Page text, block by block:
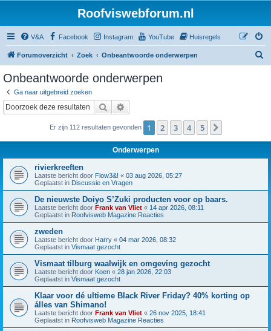
Roofviswebforum.nl
V&A Facebook Instagram YouTube Huisregels
Forumoverzicht Zoek Onbeantwoorde onderwerpen
Onbeantwoorde onderwerpen
Ga naar uitgebreid zoeken
Zoek
Er zijn 112 resultaten gevonden 1 2 3 4 5
Onderwerpen
rivierkreeften
Laatste bericht door Flow3&! « 03 aug 2026, 05:27
Geplaatst in Discussie en Vragen
De nieuwste Doiyo S’Zuki producten voor op baars.
Laatste bericht door Frank van Vliet « 14 apr 2026, 08:11
Geplaatst in Roofvisweb Magazine Reacties
zweden
Laatste bericht door Harry « 04 mar 2026, 08:32
Geplaatst in Vismaat gezocht
Vismaat tilburg waalwijk en omgeving gezocht
Laatste bericht door Koen « 28 jan 2026, 22:03
Geplaatst in Vismaat gezocht
Klaar voor dé ultieme Black River Friday? 40% korting op
álles van Shimano!
Laatste bericht door Frank van Vliet « 26 nov 2025, 18:41
Geplaatst in Roofvisweb Magazine Reacties